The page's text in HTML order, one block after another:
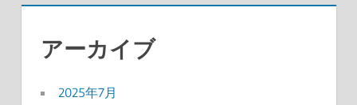
アーカイブ
2025年7月